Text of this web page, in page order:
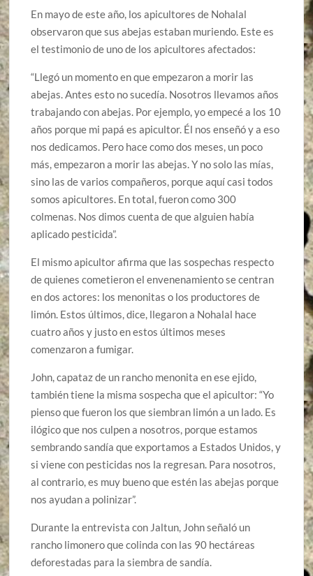
En mayo de este año, los apicultores de Nohalal
observaron que sus abejas estaban muriendo. Este es
el testimonio de uno de los apicultores afectados:
“Llegó un momento en que empezaron a morir las
abejas. Antes esto no sucedía. Nosotros llevamos años
trabajando con abejas. Por ejemplo, yo empecé a los 10
años porque mi papá es apicultor. Él nos enseñó y a eso
nos dedicamos. Pero hace como dos meses, un poco
más, empezaron a morir las abejas. Y no solo las mías,
sino las de varios compañeros, porque aquí casi todos
somos apicultores. En total, fueron como 300
colmenas. Nos dimos cuenta de que alguien había
aplicado pesticida”.
El mismo apicultor afirma que las sospechas respecto
de quienes cometieron el envenenamiento se centran
en dos actores: los menonitas o los productores de
limón. Estos últimos, dice, llegaron a Nohalal hace
cuatro años y justo en estos últimos meses
comenzaron a fumigar.
John, capataz de un rancho menonita en ese ejido,
también tiene la misma sospecha que el apicultor: “Yo
pienso que fueron los que siembran limón a un lado. Es
ilógico que nos culpen a nosotros, porque estamos
sembrando sandía que exportamos a Estados Unidos, y
si viene con pesticidas nos la regresan. Para nosotros,
al contrario, es muy bueno que estén las abejas porque
nos ayudan a polinizar”.
Durante la entrevista con Jaltun, John señaló un
rancho limonero que colinda con las 90 hectáreas
deforestadas para la siembra de sandía.